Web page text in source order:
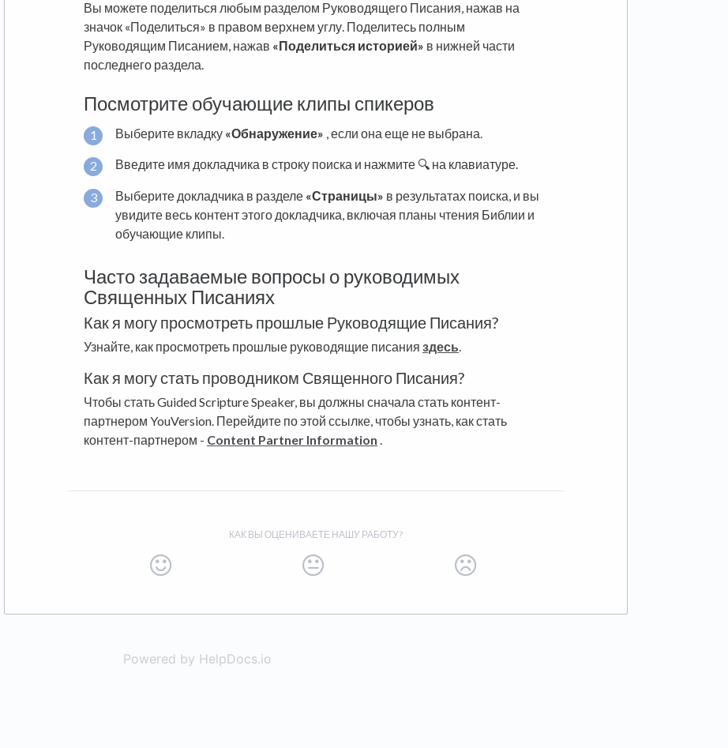
Вы можете поделиться любым разделом Руководящего Писания, нажав на
значок «Поделиться» в правом верхнем углу. Поделитесь полным
Руководящим Писанием, нажав «Поделиться историей» в нижней части
последнего раздела.
Посмотрите обучающие клипы спикеров
Выберите вкладку «Обнаружение» , если она еще не выбрана.
Введите имя докладчика в строку поиска и нажмите 🔍 на клавиатуре.
Выберите докладчика в разделе «Страницы» в результатах поиска, и вы
увидите весь контент этого докладчика, включая планы чтения Библии и
обучающие клипы.
Часто задаваемые вопросы о руководимых
Священных Писаниях
Как я могу просмотреть прошлые Руководящие Писания?
Узнайте, как просмотреть прошлые руководящие писания здесь
Как я могу стать проводником Священного Писания?
Чтобы стать Guided Scripture Speaker, вы должны сначала стать контент-
партнером YouVersion. Перейдите по этой ссылке, чтобы узнать, как стать
контент-партнером - Content Partner Information
КАК ВЫ ОЦЕНИВАЕТЕ НАШУ РАБОТУ?
Powered by HelpDocs.io